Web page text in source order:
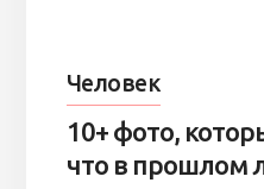
Человек
10+ фото,
что в прошлом